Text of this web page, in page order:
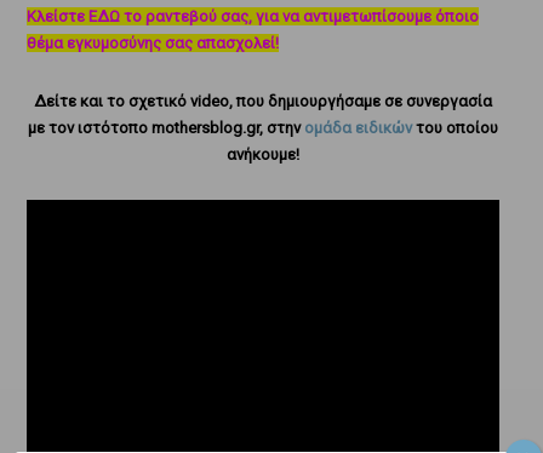
Κλείστε ΕΔΩ το ραντεβού σας, για να αντιμετωπίσουμε όποιο
θέμα εγκυμοσύνης σας απασχολεί!
Δείτε και το σχετικό video, που δημιουργήσαμε σε συνεργασία
με τον ιστότοπο mothersblog.gr, στην ομάδα ειδικώντου οποίου
ανήκουμε!